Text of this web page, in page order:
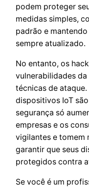
podem proteger
medidas simples,
padrão e
sempre atualizado.
No entanto, os
vulnerabilidades
técnicas de
dispositivos IoT
segurança só
empresas e os
vigilantes e tomem
garantir que seus
protegidos contra
Se você é um